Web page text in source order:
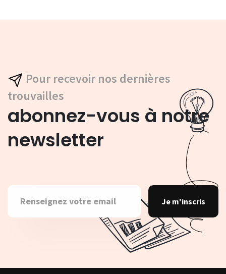
Pour recevoir nos dernières
trouvailles
abonnez-vous à notre
newsletter
Je m'inscris